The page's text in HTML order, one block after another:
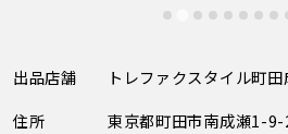
出品店舗
トレファクスタイル町
住所
東京都町田市南成瀬1-